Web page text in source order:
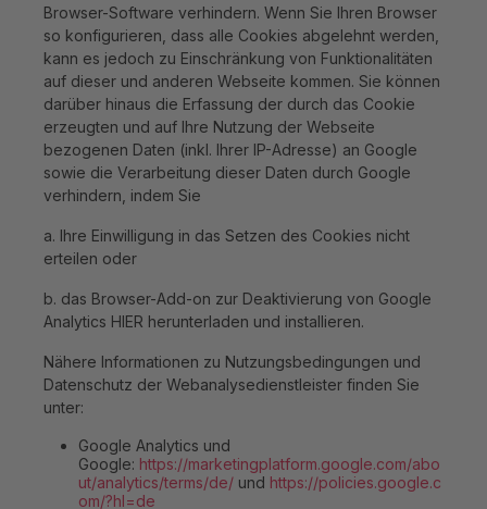
Browser-Software verhindern. Wenn Sie Ihren Browser
so konfigurieren, dass alle Cookies abgelehnt werden,
kann es jedoch zu Einschränkung von Funktionalitäten
auf dieser und anderen Webseite kommen. Sie können
darüber hinaus die Erfassung der durch das Cookie
erzeugten und auf Ihre Nutzung der Webseite
bezogenen Daten (inkl. Ihrer IP-Adresse) an Google
sowie die Verarbeitung dieser Daten durch Google
verhindern, indem Sie
a. Ihre Einwilligung in das Setzen des Cookies nicht
erteilen oder
b. das Browser-Add-on zur Deaktivierung von Google
Analytics HIER herunterladen und installieren.
Nähere Informationen zu Nutzungsbedingungen und
Datenschutz der Webanalysedienstleister finden Sie
unter:
Google Analytics und
Google: https://marketingplatform.google.com/abo
ut/analytics/terms/de/ und https://policies.google.c
om/?hl=de